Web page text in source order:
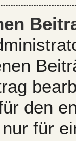
den
für